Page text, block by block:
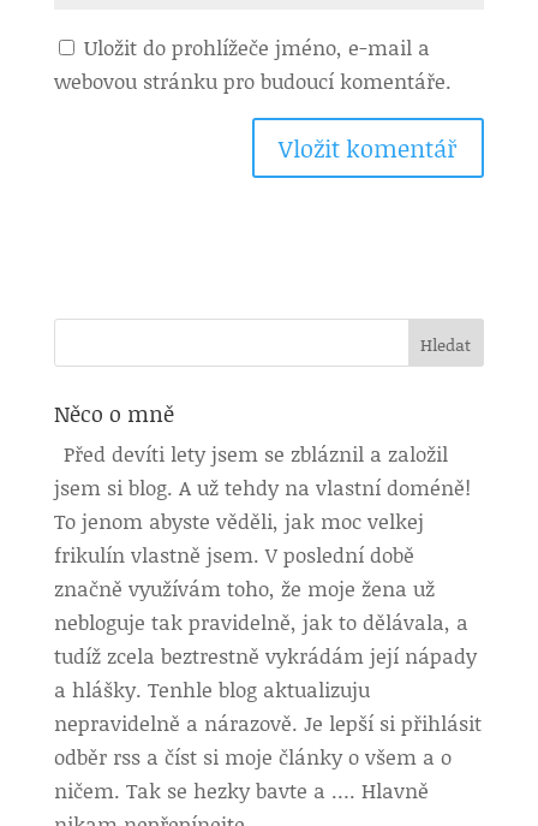
Uložit do prohlížeče jméno, e-mail a
webovou stránku pro budoucí komentáře.
Něco o mně
Před devíti lety jsem se zbláznil a založil
jsem si blog. A už tehdy na vlastní doméně!
To jenom abyste věděli, jak moc velkej
frikulín vlastně jsem. V poslední době
značně využívám toho, že moje žena už
nebloguje tak pravidelně, jak to dělávala, a
tudíž zcela beztrestně vykrádám její nápady
a hlášky. Tenhle blog aktualizuju
nepravidelně a nárazově. Je lepší si přihlásit
odběr rss a číst si moje články o všem a o
ničem. Tak se hezky bavte a …. Hlavně